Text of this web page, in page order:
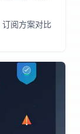
阅方案对比